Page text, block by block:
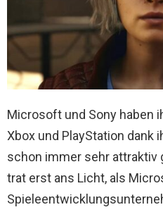
Microsoft und Sony haben
Xbox und PlayStation dank
schon immer sehr attraktiv
trat erst ans Licht, als